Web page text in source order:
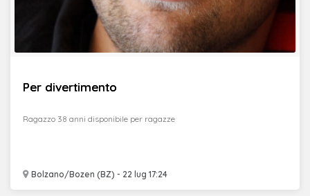
Per divertimento
Bolzano/Bozen (BZ) - 22 lug 17:24
Ragazzo 38 anni disponibile per ragazze